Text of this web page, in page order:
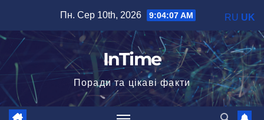
вмісту
Пн. Сер 10th, 2026 9:04:08 AM
InTime
Поради та цікаві факти
RU UK